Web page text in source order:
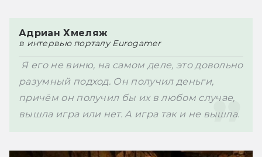
Адриан Хмеляж
в интервью порталу Eurogamer
разумный подход. Он получил деньги,
причём он получил бы их в любом случае,
вышла игра или нет. А игра так и не вышла.